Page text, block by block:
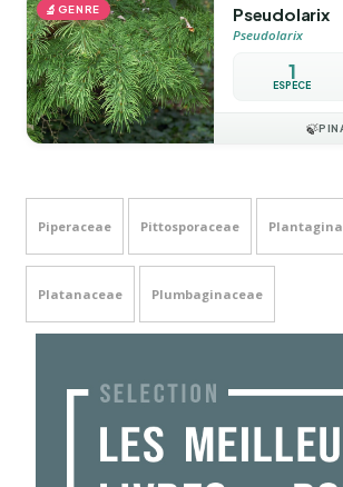
🔬 GENRE Pseudolarix
Pseudolarix
1
ESPÈCE
🍃
Piperaceae Pittosporaceae
Platanaceae Plumbaginaceae